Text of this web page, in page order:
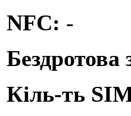
NFC: -
Бездротова
Кіль-ть